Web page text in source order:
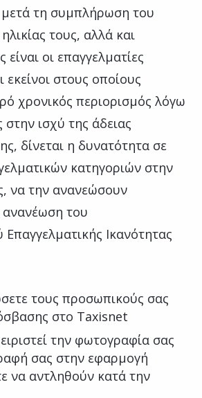
τη συμπλήρωση του
τους, αλλά και
οι επαγγελματίες
εκείνοι στους οποίους
χρονικός περιορισμός λόγω
ισχύ της άδειας
δίνεται η δυνατότητα σε
κατηγοριών στην
να την ανανεώσουν
του
Επαγγελματικής Ικανότητας
τους προσωπικούς σας
στο Taxisnet
την φωτογραφία σας
σας στην εφαρμογή
να αντληθούν κατά την